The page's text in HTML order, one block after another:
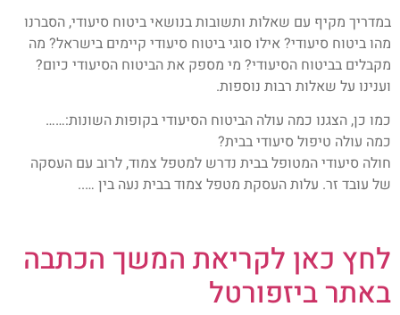
במדריך מקיף עם שאלות ותשובות בנושאי ביטוח סיעודי, הסברנו
מהו ביטוח סיעודי? אילו סוגי ביטוח סיעודי קיימים בישראל? מה
מקבלים בביטוח הסיעודי? מי מספק את הביטוח הסיעודי כיום?
וענינו על שאלות רבות נוספות.
כמו כן, הצגנו כמה עולה הביטוח הסיעודי בקופות השונות:……
כמה עולה טיפול סיעודי בבית?
חולה סיעודי המטופל בבית נדרש למטפל צמוד, לרוב עם העסקה
של עובד זר. עלות העסקת מטפל צמוד בבית נעה בין …..
לחץ כאן לקריאת המשך הכתבה
באתר ביזפורטל